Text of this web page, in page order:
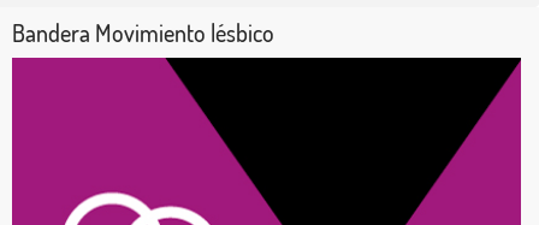
Bandera Movimiento lésbico